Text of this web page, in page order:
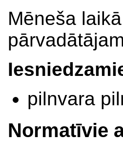
Mēneša
pilnvara
Normatīvie